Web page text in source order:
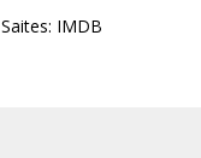
Saites: IMDB